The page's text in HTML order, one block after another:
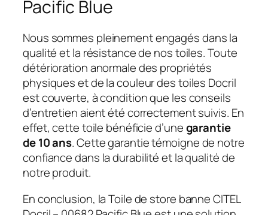
Pacific Blue
Nous sommes pleinement engagés dans la
qualité et la résistance de nos toiles. Toute
détérioration anormale des propriétés
physiques et de la couleur des toiles Docril
est couverte, à condition que les conseils
d’entretien aient été correctement suivis. En
effet, cette toile bénéficie d’unegarantie
de 10 ans. Cette garantie témoigne de notre
confiance dans la durabilité et la qualité de
notre produit.
En conclusion, la Toile de store banne CITEL